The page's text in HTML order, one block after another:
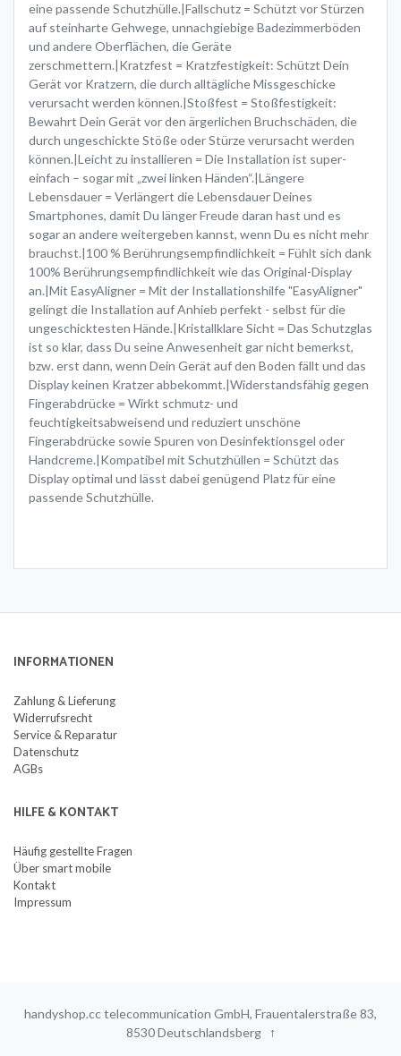
eine passende Schutzhülle.|Fallschutz = Schützt vor Stürzen
auf steinharte Gehwege, unnachgiebige Badezimmerböden
und andere Oberflächen, die Geräte
zerschmettern.|Kratzfest = Kratzfestigkeit: Schützt Dein
Gerät vor Kratzern, die durch alltägliche Missgeschicke
verursacht werden können.|Stoßfest = Stoßfestigkeit:
Bewahrt Dein Gerät vor den ärgerlichen Bruchschäden, die
durch ungeschickte Stöße oder Stürze verursacht werden
können.|Leicht zu installieren = Die Installation ist super-
einfach – sogar mit „zwei linken Händen“.|Längere
Lebensdauer = Verlängert die Lebensdauer Deines
Smartphones, damit Du länger Freude daran hast und es
sogar an andere weitergeben kannst, wenn Du es nicht mehr
brauchst.|100 % Berührungsempfindlichkeit = Fühlt sich dank
100% Berührungsempfindlichkeit wie das Original-Display
an.|Mit EasyAligner = Mit der Installationshilfe "EasyAligner"
gelingt die Installation auf Anhieb perfekt - selbst für die
ungeschicktesten Hände.|Kristallklare Sicht = Das Schutzglas
ist so klar, dass Du seine Anwesenheit gar nicht bemerkst,
bzw. erst dann, wenn Dein Gerät auf den Boden fällt und das
Display keinen Kratzer abbekommt.|Widerstandsfähig gegen
Fingerabdrücke = Wirkt schmutz- und
feuchtigkeitsabweisend und reduziert unschöne
Fingerabdrücke sowie Spuren von Desinfektionsgel oder
Handcreme.|Kompatibel mit Schutzhüllen = Schützt das
Display optimal und lässt dabei genügend Platz für eine
passende Schutzhülle.
INFORMATIONEN
Zahlung & Lieferung
Widerrufsrecht
Service & Reparatur
Datenschutz
AGBs
HILFE & KONTAKT
Häufig gestellte Fragen
Über smart mobile
Kontakt
Impressum
handyshop.cc telecommunication GmbH, Frauentalerstraße 83,
8530 Deutschlandsberg
↑